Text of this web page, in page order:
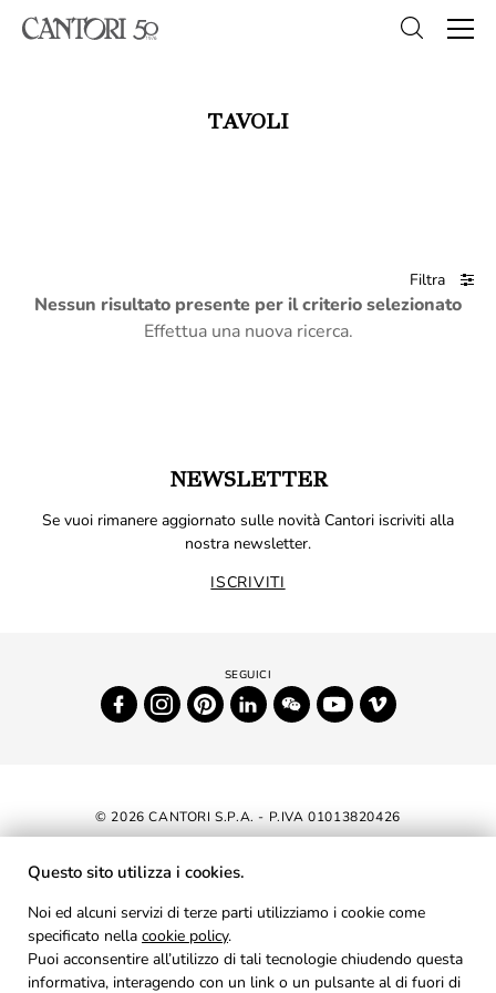
TAVOLI
Filtra
Nessun risultato presente per il criterio selezionato
Effettua una nuova ricerca.
NEWSLETTER
Se vuoi rimanere aggiornato sulle novità Cantori iscriviti alla
nostra newsletter.
ISCRIVITI
© 2026 CANTORI S.P.A. - P.IVA 01013820426
DICHIARAZIONE DI ACCESSIBILITÀ
AREA RISERVATA
PRIVACY
Questo sito utilizza i cookies.
Noi ed alcuni servizi di terze parti utilizziamo i cookie come
specificato nella cookie policy.
Puoi acconsentire all’utilizzo di tali tecnologie chiudendo questa
informativa, interagendo con un link o un pulsante al di fuori di